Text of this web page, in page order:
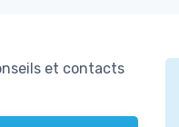
et contacts